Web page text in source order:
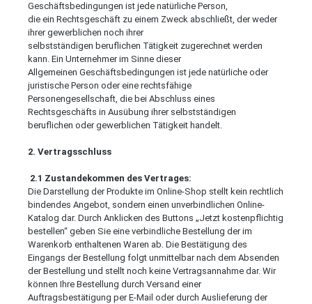
Geschäftsbedingungen ist jede natürliche Person,
die ein Rechtsgeschäft zu einem Zweck abschließt, der weder
ihrer gewerblichen noch ihrer
selbstständigen beruflichen Tätigkeit zugerechnet werden
kann. Ein Unternehmer im Sinne dieser
Allgemeinen Geschäftsbedingungen ist jede natürliche oder
juristische Person oder eine rechtsfähige
Personengesellschaft, die bei Abschluss eines
Rechtsgeschäfts in Ausübung ihrer selbstständigen
beruflichen oder gewerblichen Tätigkeit handelt.
2. Vertragsschluss
2.1 Zustandekommen des Vertrages:
Die Darstellung der Produkte im Online-Shop stellt kein rechtlich
bindendes Angebot, sondern einen unverbindlichen Online-
Katalog dar. Durch Anklicken des Buttons „Jetzt kostenpflichtig
bestellen“ geben Sie eine verbindliche Bestellung der im
Warenkorb enthaltenen Waren ab. Die Bestätigung des
Eingangs der Bestellung folgt unmittelbar nach dem Absenden
der Bestellung und stellt noch keine Vertragsannahme dar. Wir
können Ihre Bestellung durch Versand einer
Auftragsbestätigung per E-Mail oder durch Auslieferung der